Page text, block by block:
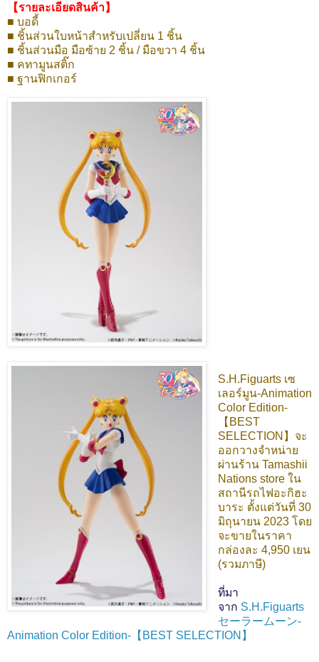
【รายละเอียดสินค้า】
■ บอดี้
■ ชิ้นส่วนใบหน้าสำหรับเปลี่ยน 1 ชิ้น
■ ชิ้นส่วนมือ มือซ้าย 2 ชิ้น / มือขวา 4 ชิ้น
■ คทามูนสติ๊ก
■ ฐานฟิกเกอร์
S.H.Figuarts เซ
เลอร์มูน-Animation
Color Edition-
【BEST
SELECTION】จะ
ออกวางจำหน่าย
ผ่านร้าน Tamashii
Nations store ใน
สถานีรถไฟอะกิฮะ
บาระ ตั้งแต่วันที่ 30
มิถุนายน 2023 โดย
จะขายในราคา
กล่องละ 4,950 เยน
(รวมภาษี)
ที่มา
จาก S.H.Figuarts
セーラームーン-
Animation Color Edition-【BEST SELECTION】